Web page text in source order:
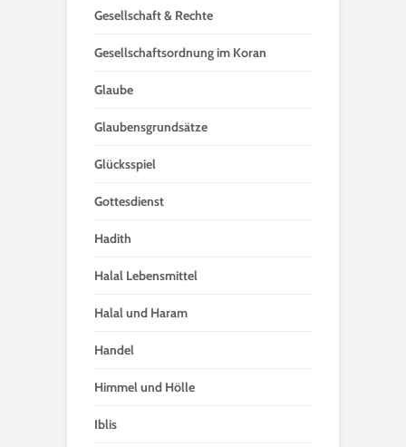
Gesellschaft & Rechte
Gesellschaftsordnung im Koran
Glaube
Glaubensgrundsätze
Glücksspiel
Gottesdienst
Hadith
Halal Lebensmittel
Halal und Haram
Handel
Himmel und Hölle
Iblis